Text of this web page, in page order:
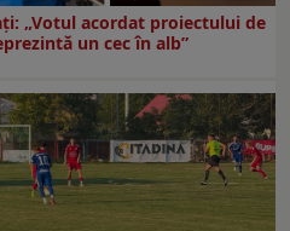
„Votul acordat proiectului de
un cec în alb”